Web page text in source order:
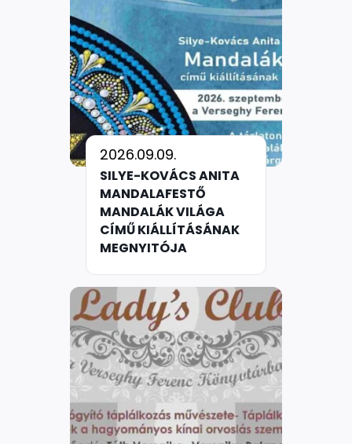
2026.09.09.
SILYE-KOVÁCS ANITA
MANDALAFESTŐ
MANDALÁK VILÁGA
CÍMŰ KIÁLLÍTÁSÁNAK
MEGNYITÓJA